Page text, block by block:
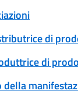
di
di